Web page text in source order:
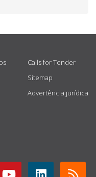
Calls for Tender
Sitemap
Advertência jurídica